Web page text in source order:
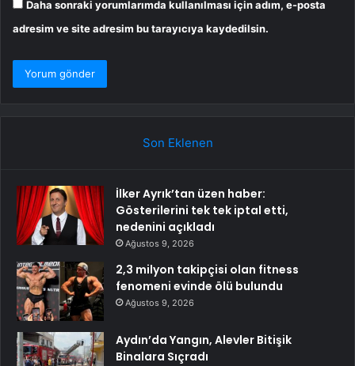
Daha sonraki yorumlarımda kullanılması için adım, e-posta
adresim ve site adresim bu tarayıcıya kaydedilsin.
Son Eklenen
İlker Ayrık’tan üzen haber:
Gösterilerini tek tek iptal etti,
nedenini açıkladı
Ağustos 9, 2026
2,3 milyon takipçisi olan fitness
fenomeni evinde ölü bulundu
Ağustos 9, 2026
Aydın’da Yangın, Alevler Bitişik
Binalara Sıçradı